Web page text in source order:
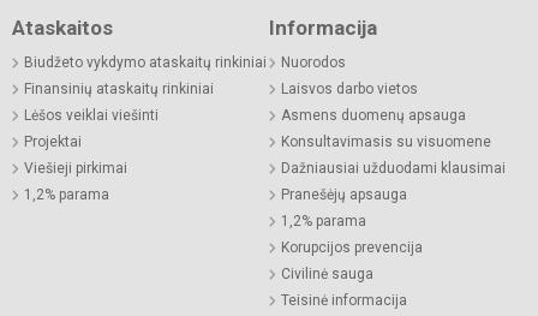
Ataskaitos
Biudžeto vykdymo ataskaitų rinkiniai
Finansinių ataskaitų rinkiniai
Lėšos veiklai viešinti
Projektai
Viešieji pirkimai
1,2% parama
Informacija
Nuorodos
Laisvos darbo vietos
Asmens duomenų apsauga
Konsultavimasis su visuomene
Dažniausiai užduodami klausimai
Pranešėjų apsauga
1,2% parama
Korupcijos prevencija
Civilinė sauga
Teisinė informacija